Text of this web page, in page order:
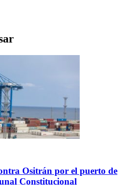
Ositrán por el puerto de
Constitucional